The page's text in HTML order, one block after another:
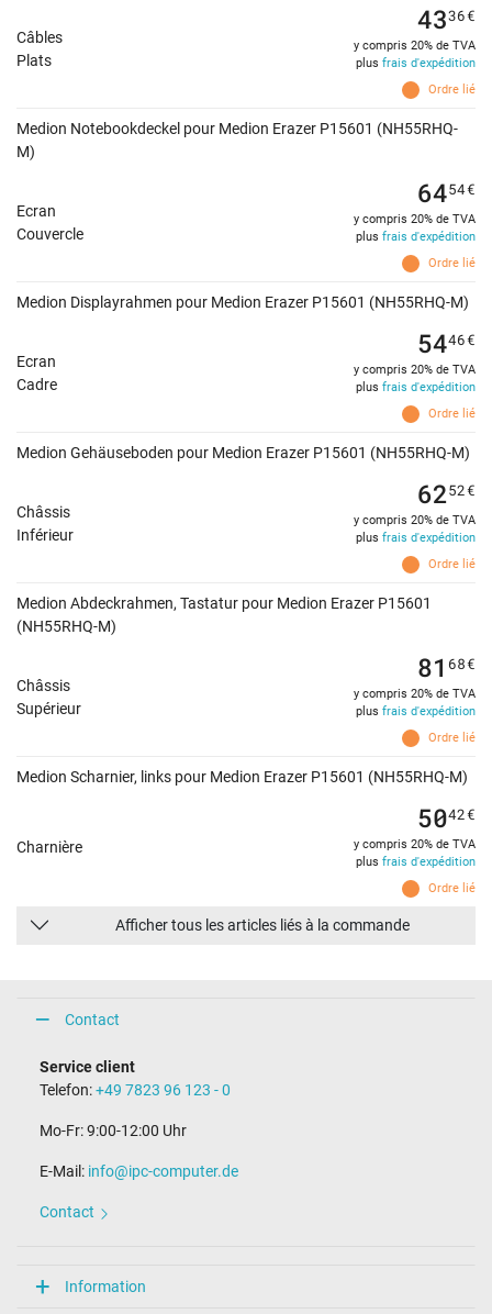
Câbles
Plats
Ordre lié
4336€
y compris 20% de TVA
plus frais d'expédition
Medion Notebookdeckel pour Medion Erazer P15601 (NH55RHQ-
M)
Ecran
Couvercle
Ordre lié
6454€
y compris 20% de TVA
plus frais d'expédition
Medion Displayrahmen pour Medion Erazer P15601 (NH55RHQ-M)
Ecran
Cadre
Ordre lié
5446€
y compris 20% de TVA
plus frais d'expédition
Medion Gehäuseboden pour Medion Erazer P15601 (NH55RHQ-M)
Châssis
Inférieur
Ordre lié
6252€
y compris 20% de TVA
plus frais d'expédition
Medion Abdeckrahmen, Tastatur pour Medion Erazer P15601
(NH55RHQ-M)
Châssis
Supérieur
Ordre lié
81 68€
y compris 20% de TVA
plus frais d'expédition
Medion Scharnier, links pour Medion Erazer P15601 (NH55RHQ-M)
Charnière
Ordre lié
5042€
y compris 20% de TVA
plus frais d'expédition
Afficher tous les articles liés à la commande
Contact
Service client
Telefon:+49 7823 96 123 - 0
Mo-Fr: 9:00-12:00 Uhr
E-Mail: info@ipc-computer.de
Contact
Information